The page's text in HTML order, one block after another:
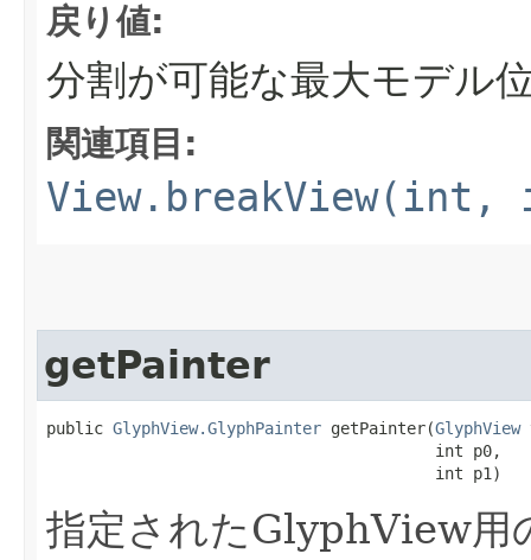
戻り値:
分割が可能な最大モデル
関連項目:
getPainter
public GlyphView.GlyphPainter getPainter​(GlyphView
                                         int p0,
                                         int p1)
指定されたGlyphView用